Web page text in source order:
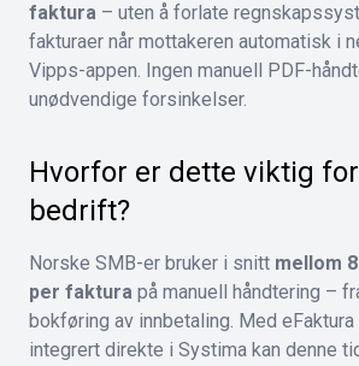
faktura – uten å forlate
fakturaer når mottakeren automatisk i
Vipps-appen. Ingen manuell PDF-
unødvendige forsinkelser.
Hvorfor er dette viktig
bedrift?
Norske SMB-er bruker i snitt mellom
per faktura på manuell håndtering –
bokføring av innbetaling. Med
integrert direkte i Systima kan denne